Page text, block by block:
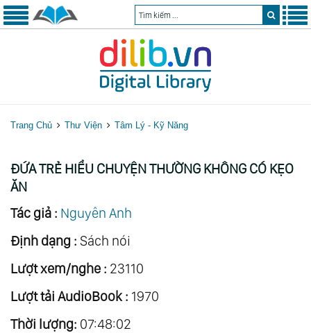
Trang Chủ Thư Viện Tâm Lý - Kỹ Năng
ĐỨA TRẺ HIỂU CHUYỆN THƯỜNG KHÔNG CÓ KẸO
ĂN
Tác giả : Nguyên Anh
Định dạng : Sách nói
Lượt xem/nghe : 23110
Lượt tải AudioBook : 1970
Thời lượng: 07:48:02